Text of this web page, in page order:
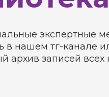
экспертные
нашем тг-канале
архив записей